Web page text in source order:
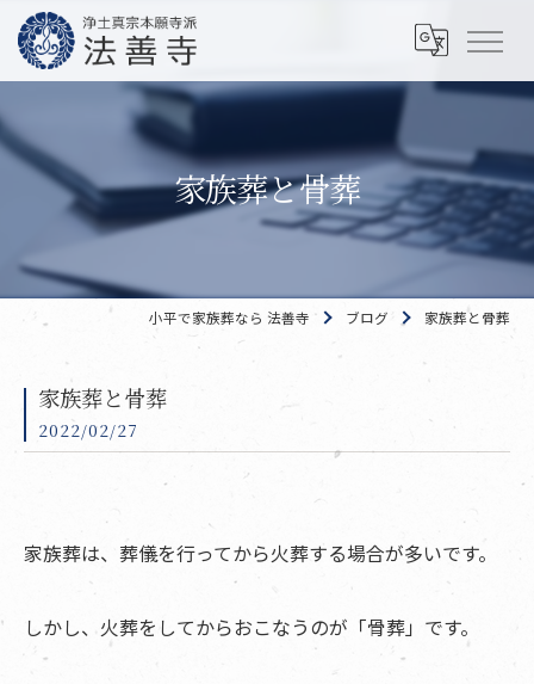
家族葬と骨葬
小平で家族葬なら 法善寺 ブログ 家族葬と骨葬
家族葬と骨葬
2022/02/27
家族葬は、葬儀を行ってから火葬する場合が多いです。
しかし、火葬をしてからおこなうのが「骨葬」です。